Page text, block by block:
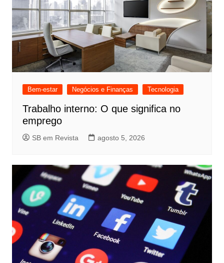
Bem-estar Negócios e Finanças Tecnologia
Trabalho interno: O que significa no
emprego
SB em Revista agosto 5, 2026